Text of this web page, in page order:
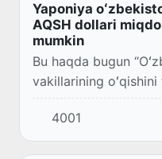
Yaponiya
AQSH dollari
mumkin
Bu haqda bugun
vakillarining
Yaponiya hukumati
foydalanish chora-
Hukumat qarori...
4001